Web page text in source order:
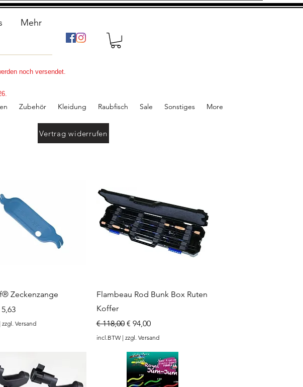
Mehr
Zubehör Kleidung Raubfisch Sale Sonstiges More
noch versendet.
Vertrag widerrufen
Snel overzicht
Zeckenzange
prijs
zzgl. Versand
Snel overzicht
Flambeau Rod Bunk Box Ruten
Koffer
Normale prijs
€ 118,00 Verkoopprijs
€ 94,00
incl.BTW | zzgl. Versand